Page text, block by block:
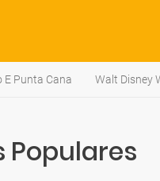
E Punta Cana
Walt Disney
Populares